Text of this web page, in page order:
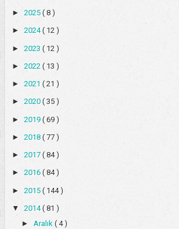
► 2025 ( 8 )
► 2024( 12 )
► 2023 ( 12 )
► 2022 ( 13 )
► 2021 ( 21 )
► 2020 ( 35 )
► 2019 ( 69 )
► 2018 ( 77 )
► 2017 ( 84 )
► 2016 ( 84 )
► 2015 ( 144 )
▼ 2014( 81 )
► Aralık ( 4 )